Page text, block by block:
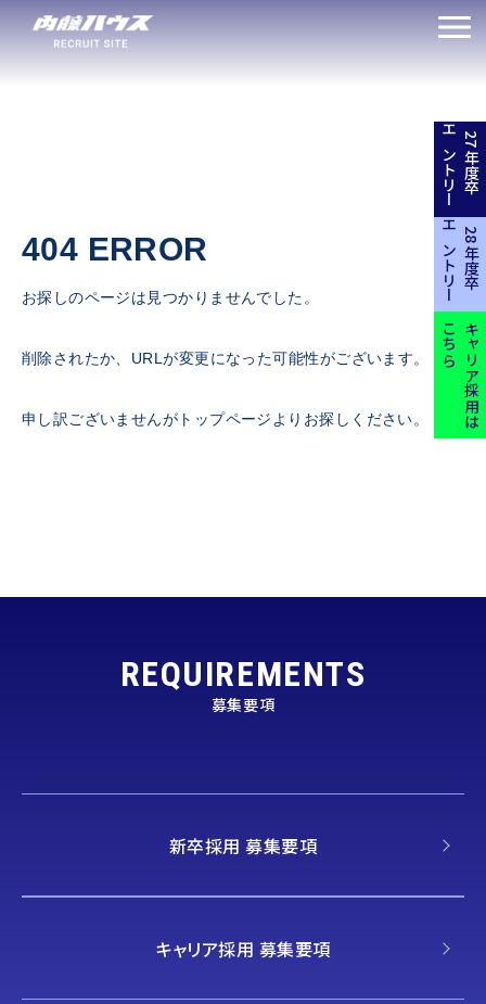
27年度卒
エントリー
28年度卒
エントリー
キャリア採用は
こちら
404 ERROR
お探しのページは見つかりませんでした。
削除されたか、URLが変更になった可能性がございます。
申し訳ございませんがトップページよりお探しください。
REQUIREMENTS
募集要項
新卒採用 募集要項
キャリア採用 募集要項